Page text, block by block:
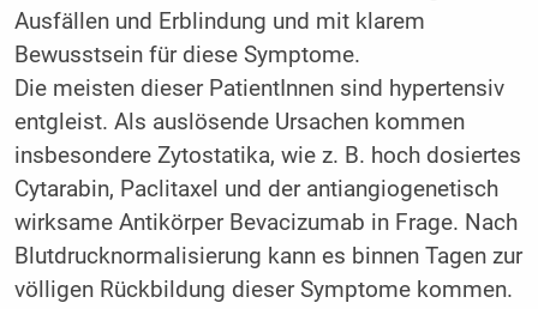
Ausfällen und Erblindung und mit klarem
Bewusstsein für diese Symptome.
Die meisten dieser PatientInnen sind hypertensiv
entgleist. Als auslösende Ursachen kommen
insbesondere Zytostatika, wie z. B. hoch dosiertes
Cytarabin, Paclitaxel und der antiangiogenetisch
wirksame Antikörper Bevacizumab in Frage. Nach
Blutdrucknormalisierung kann es binnen Tagen zur
völligen Rückbildung dieser Symptome kommen.